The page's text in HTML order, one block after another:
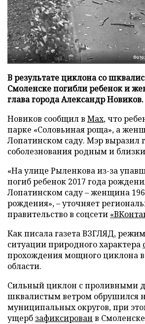
В результате циклона со
Смоленске погибли ребенок и
глава города Александр Новиков.
Новиков сообщил в Мах, что
парке «Соловьиная роща», а
Лопатинском саду. Мэр выразил
соболезнования родным и
«На улице Рыленкова из-за
погиб ребенок 2017 года
Лопатинском саду – женщина
рождения», – уточняет
правительство в соцсети
Как писала газета ВЗГЛЯД,
ситуации природного характера
прохождения мощного циклона
области.
Сильный циклон с проливными
шквалистым ветром обрушился
муниципальных округов, при
ущерб зафиксирован в